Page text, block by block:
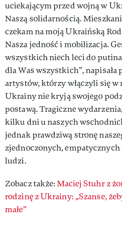
uciekającym przed wojną w
Naszą solidarnością.
czekam na moją Ukraińską
Nasza jedność i mobilizacja.
wszystkich niech leci do
dla Was wszystkich”, napisała
artystów, którzy włączyli się
Ukrainy nie kryją swojego
postawą. Tragiczne
kilku dni u naszych
jednak prawdziwą stronę
zjednoczonych,
ludzi.
Zobacz także:Maciej Stuhr z
rodzinę z Ukrainy: „Szanse,
małe”